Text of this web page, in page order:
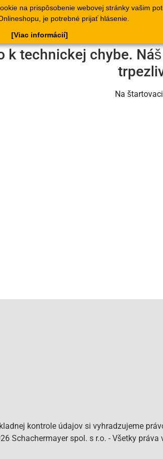
na prispôsobenie webovej stránky vašim
je potrebné prijať hlásenie.
[Viac informácií]
Katalógy Doklady Spoločnosť
k technickej chybe.
Na
kontrole údajov si vyhradzujeme
Schachermayer spol. s r.o. - Všetky práva